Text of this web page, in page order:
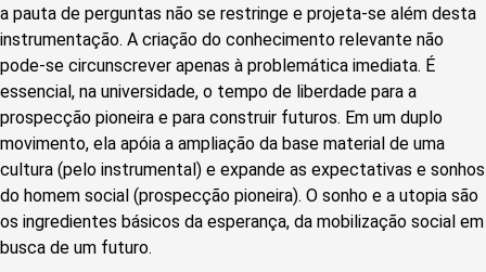
a pauta de perguntas não se restringe e projeta-se além desta
instrumentação. A criação do conhecimento relevante não
pode-se circunscrever apenas à problemática imediata. É
essencial, na universidade, o tempo de liberdade para a
prospecção pioneira e para construir futuros. Em um duplo
movimento, ela apóia a ampliação da base material de uma
cultura (pelo instrumental) e expande as expectativas e sonhos
do homem social (prospecção pioneira). O sonho e a utopia são
os ingredientes básicos da esperança, da mobilização social em
busca de um futuro.